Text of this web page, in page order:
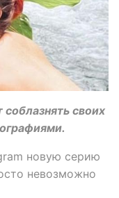
своих
новую серию
невозможно